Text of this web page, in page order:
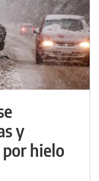
y
hielo